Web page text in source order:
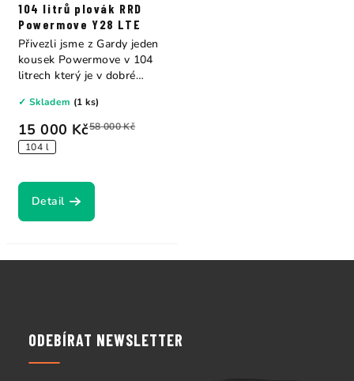
104 litrů plovák RRD
Powermove Y28 LTE
15 000 Kč58 000 Kč
104 l
✓ Skladem (1 ks)
Detail
Přivezli jsme z Gardy jeden
kousek Powermove v 104
litrech který je v dobré
ODEBÍRAT NEWSLETTER